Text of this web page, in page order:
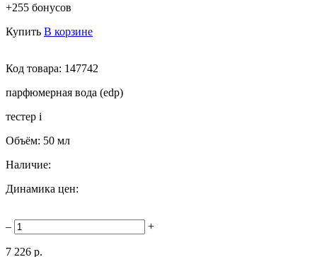
+255 бонусов
Купить В корзине
Код товара: 147742
парфюмерная вода (edp)
тестер i
Объём: 50 мл
Наличие:
Динамика цен:
– +
7 226 р.